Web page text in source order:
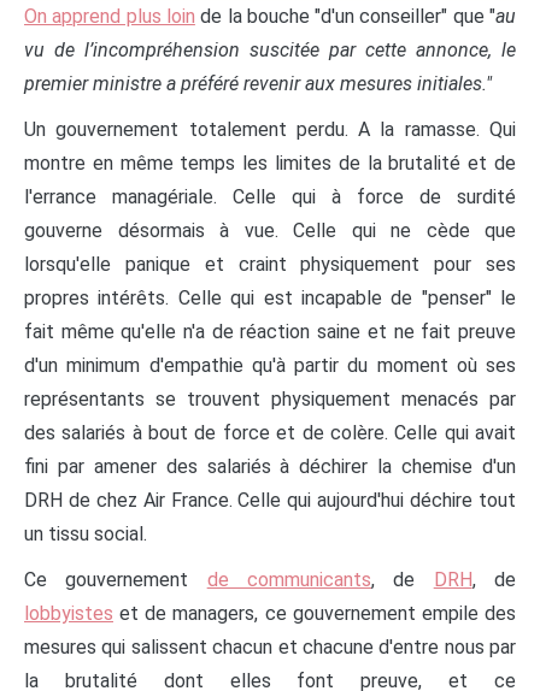
On apprend plus loin de la bouche "d'un conseiller" que "au
vu de l’incompréhension suscitée par cette annonce, le
premier ministre a préféré revenir aux mesures initiales."
Un gouvernement totalement perdu. A la ramasse. Qui
montre en même temps les limites de la brutalité et de
l'errance managériale. Celle qui à force de surdité
gouverne désormais à vue. Celle qui ne cède que
lorsqu'elle panique et craint physiquement pour ses
propres intérêts. Celle qui est incapable de "penser" le
fait même qu'elle n'a de réaction saine et ne fait preuve
d'un minimum d'empathie qu'à partir du moment où ses
représentants se trouvent physiquement menacés par
des salariés à bout de force et de colère. Celle qui avait
fini par amener des salariés à déchirer la chemise d'un
DRH de chez Air France. Celle qui aujourd'hui déchire tout
un tissu social.
Ce gouvernement de communicants, de DRH, de
lobbyistes et de managers, ce gouvernement empile des
mesures qui salissent chacun et chacune d'entre nous par
la brutalité dont elles font preuve, et ce